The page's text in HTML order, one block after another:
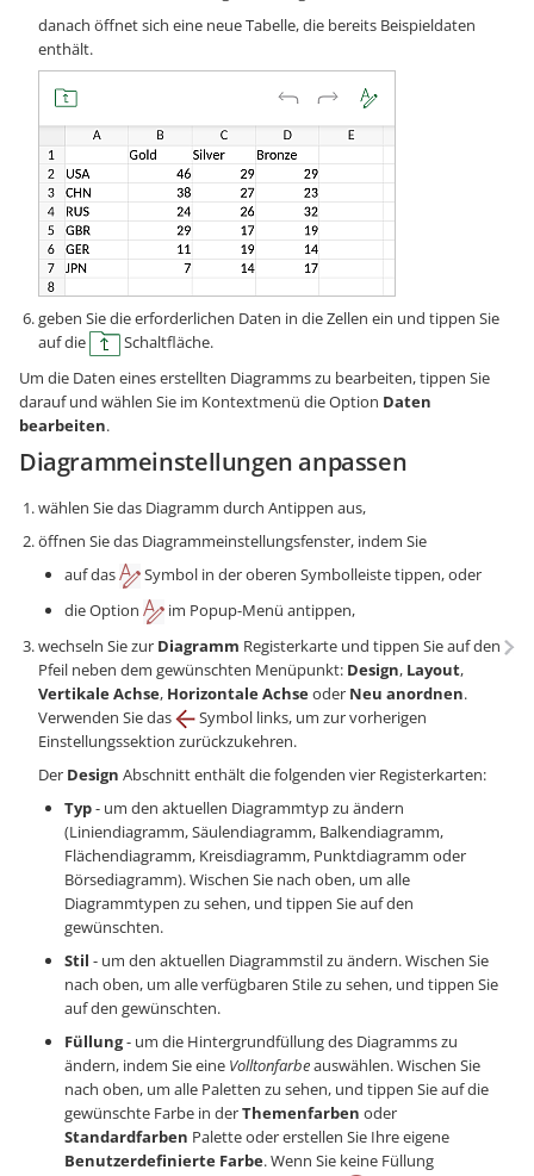
danach öffnet sich eine neue Tabelle, die bereits Beispieldaten
enthält.
geben Sie die erforderlichen Daten in die Zellen ein und tippen Sie
auf die
Schaltfläche.
Um die Daten eines erstellten Diagramms zu bearbeiten, tippen Sie
darauf und wählen Sie im Kontextmenü die Option Daten
bearbeiten.
Diagrammeinstellungen anpassen
wählen Sie das Diagramm durch Antippen aus,
öffnen Sie das Diagrammeinstellungsfenster, indem Sie
auf das
Symbol in der oberen Symbolleiste tippen, oder
die Option
im Popup-Menü antippen,
wechseln Sie zur Diagramm Registerkarte und tippen Sie auf den
Pfeil neben dem gewünschten Menüpunkt: Design, Layout,
Vertikale Achse, Horizontale Achseoder Neu anordnen.
Verwenden Sie das
Symbol links, um zur vorherigen
Einstellungssektion zurückzukehren.
Der Design Abschnitt enthält die folgenden vier Registerkarten:
Typ- um den aktuellen Diagrammtyp zu ändern
(Liniendiagramm, Säulendiagramm, Balkendiagramm,
Flächendiagramm, Kreisdiagramm, Punktdiagramm oder
Börsediagramm). Wischen Sie nach oben, um alle
Diagrammtypen zu sehen, und tippen Sie auf den
gewünschten.
Stil - um den aktuellen Diagrammstil zu ändern. Wischen Sie
nach oben, um alle verfügbaren Stile zu sehen, und tippen Sie
auf den gewünschten.
Füllung- um die Hintergrundfüllung des Diagramms zu
ändern, indem Sie eine Volltonfarbeauswählen. Wischen Sie
nach oben, um alle Paletten zu sehen, und tippen Sie auf die
gewünschte Farbe in derThemenfarben oder
Standardfarben Palette oder erstellen Sie Ihre eigene
Benutzerdefinierte Farbe. Wenn Sie keine Füllung